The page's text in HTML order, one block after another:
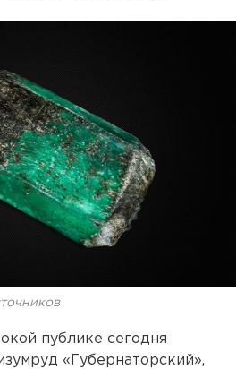
публике сегодня
«Губернаторский»,